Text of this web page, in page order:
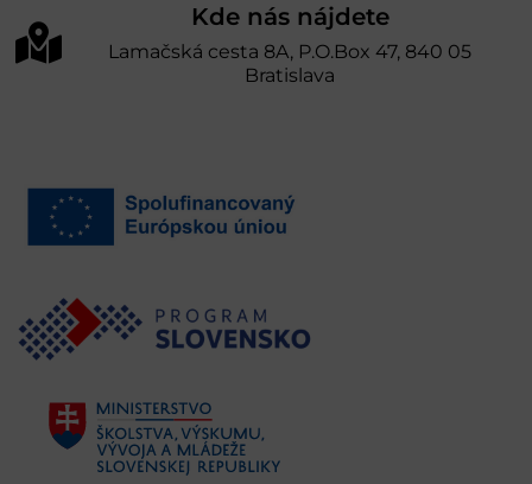
Kde nás nájdete
Lamačská cesta 8A, P.O.Box 47, 840 05
Bratislava